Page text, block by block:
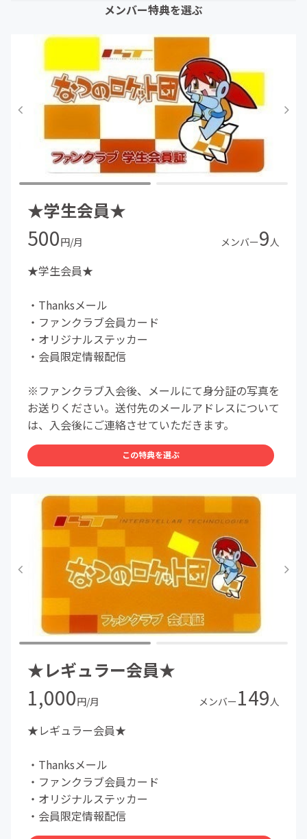
メンバー特典を選ぶ
★学生会員★
500円/月 メンバー9人
★学生会員★
・Thanksメール
・ファンクラブ会員カード
・オリジナルステッカー
・会員限定情報配信
※ファンクラブ入会後、メールにて身分証の写真を
お送りください。送付先のメールアドレスについて
は、入会後にご連絡させていただきます。
この特典を選ぶ
★レギュラー会員★
1,000円/月 メンバー149人
★レギュラー会員★
・Thanksメール
・ファンクラブ会員カード
・オリジナルステッカー
・会員限定情報配信